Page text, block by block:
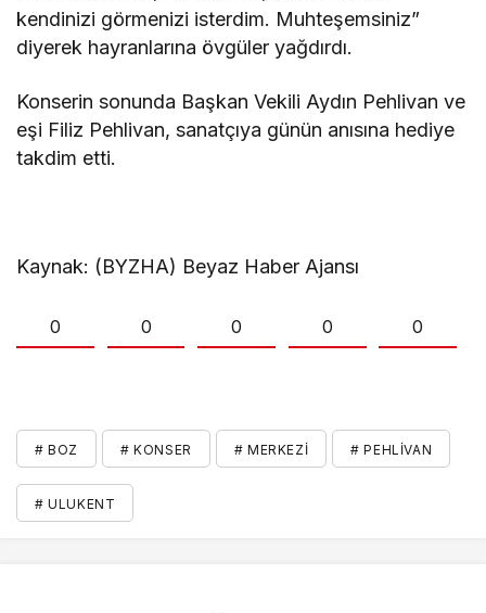
kendinizi görmenizi isterdim. Muhteşemsiniz”
diyerek hayranlarına övgüler yağdırdı.
Konserin sonunda Başkan Vekili Aydın Pehlivan ve
eşi Filiz Pehlivan, sanatçıya günün anısına hediye
takdim etti.
Kaynak: (BYZHA) Beyaz Haber Ajansı
0 0 0 0 0
# BOZ # KONSER # MERKEZI # PEHLIVAN
# ULUKENT